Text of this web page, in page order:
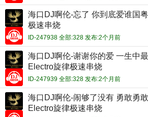
海口DJ啊伦-忘了 你到底爱谁国
极速串烧
ID-247938 全部:328 发布:2个月前
海口DJ啊伦-谢谢你的爱 一生中
Electro旋律极速串烧
ID-247939 全部:328 发布:2个月前
海口DJ啊伦-闹够了没有 勇敢勇
Electro旋律极速串烧